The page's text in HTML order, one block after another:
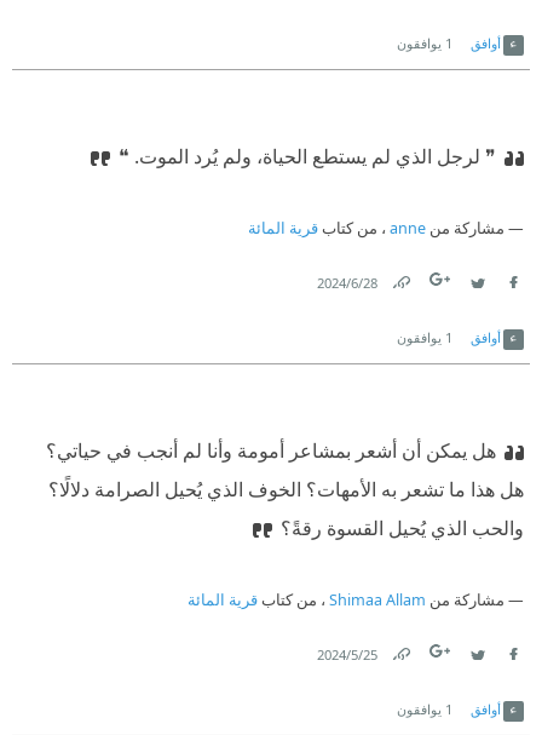
أوافق 1 يوافقون
❞ لرجل الذي لم يستطع الحياة، ولم يُرد الموت. ❝
مشاركة من anne ، من كتابقرية المائة
28‏/6‏/2024
أوافق 1 يوافقون
هل يمكن أن أشعر بمشاعر أمومة وأنا لم أنجب في حياتي؟
هل هذا ما تشعر به الأمهات؟ الخوف الذي يُحيل الصرامة دلالًا؟
والحب الذي يُحيل القسوة رقةً؟
مشاركة من Shimaa Allam ، من كتابقرية المائة
25‏/5‏/2024
أوافق 1 يوافقون